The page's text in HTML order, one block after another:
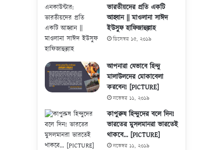
ভারতীয়দের প্রতি একটি
আহ্বান || মাওলানা সাঈদ
ইউসুফ হাফিজাহুল্লাহ
ডিসেম্বর ১৫, ২০১৯
আপনারা যেভাবে হিন্দু
মালাউলদের মোকাবেলা
করবেন! [PICTURE]
নভেম্বর ১১, ২০১৯
কাপুরুষ হিন্দুদের বলে দিন!
ভারতের মুসলমানরা ভারতেই
থাকবে… [PICTURE]
নভেম্বর ১১, ২০১৯